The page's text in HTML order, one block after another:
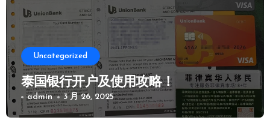
Uncategorized
泰国银行开户及使用攻略！
admin 3 月 26, 2025